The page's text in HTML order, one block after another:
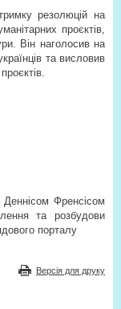
резолюцій на
проєктів,
Він наголосив на
та висловив
Френсісом
та розбудови
порталу
Версія для друку